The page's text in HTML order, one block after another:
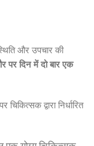
और उपचार की
पर दिन में दो बार एक
द्वारा निर्धारित